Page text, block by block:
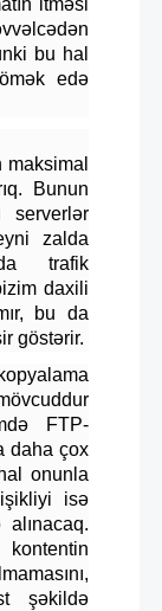
itməsi
bu hal
edə
Bunun
serverlər
zalda
trafik
daxili
bu da
göstərir.
FTP-
daha çox
onunla
isə
şəkildə